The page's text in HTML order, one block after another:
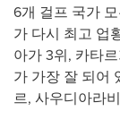
6개 걸프 국가
가 다시 최고 업
아가 3위, 카타
가 가장 잘 되어
르, 사우디아라